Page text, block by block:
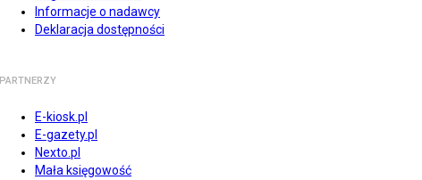
Informacje o nadawcy
Deklaracja dostępności
PARTNERZY
E-kiosk.pl
E-gazety.pl
Nexto.pl
Mała księgowość